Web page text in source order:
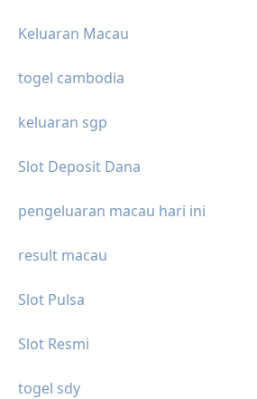
Keluaran Macau
togel cambodia
keluaran sgp
Slot Deposit Dana
pengeluaran macau hari ini
result macau
Slot Pulsa
Slot Resmi
togel sdy